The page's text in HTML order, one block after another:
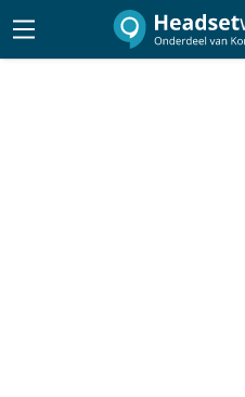
€ 1,15